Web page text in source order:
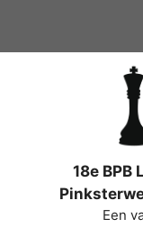
de
18e BPB
Een